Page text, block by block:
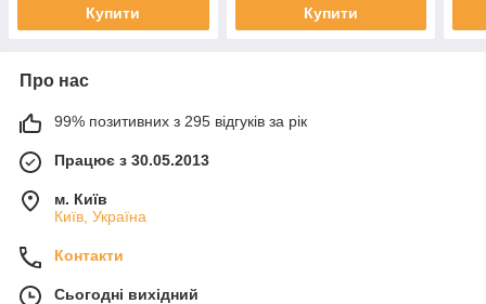
Купити Купити
Про нас
99% позитивних з 295 відгуків за рік
Працює з 30.05.2013
м. Київ
Київ, Україна
Контакти
Сьогодні вихідний